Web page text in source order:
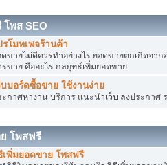
โพส SEO
รโมทเพจร้านค้า
ดขายไม่ดีควรทำอย่างไร ยอดขายตกเกิดจา
รขาย คืออะไร กลยุทธ์เพิ่มยอดขาย
บบอร์ดซื้อขาย ใช้งานง่าย
ะกาศหางาน บริการ แนะนำเว็บ ลงประกาศ
โพสฟรี
เพิ่มยอดขาย โพสฟรี